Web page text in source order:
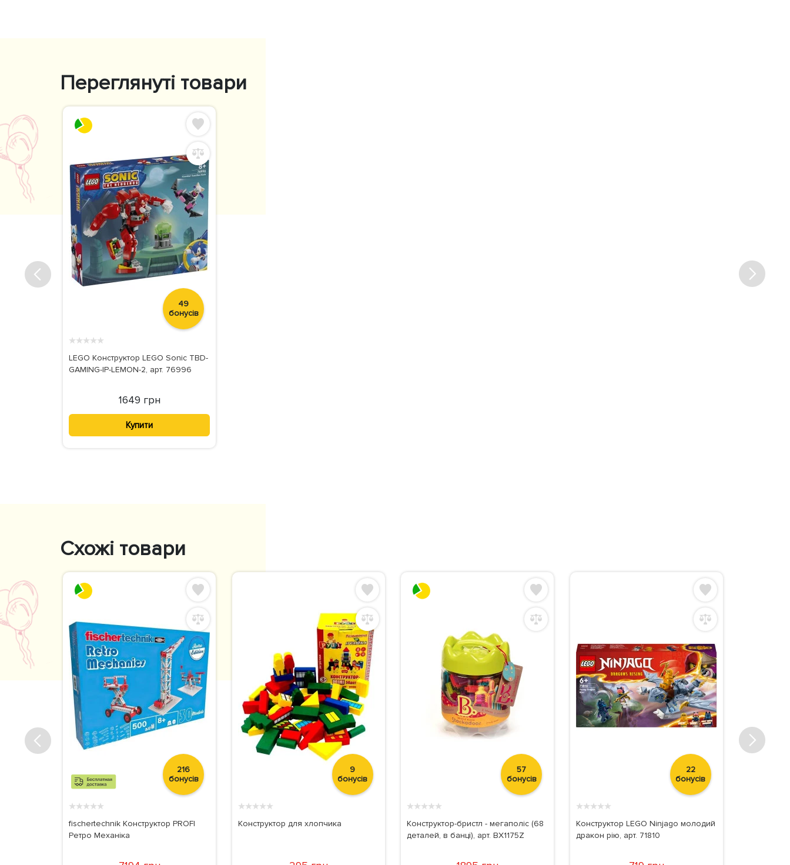
Переглянуті товари
49
бонусів
★★★★★
LEGO Конструктор LEGO Sonic TBD-
GAMING-IP-LEMON-2, арт. 76996
1649 грн
Купити
Схожі товари
216
бонусів
★★★★★
fischertechnik Конструктор PROFI
Ретро Механіка
9
бонусів
★★★★★
Конструктор для хлопчика
57
бонусів
★★★★★
Конструктор-бристл - мегаполіс (68
деталей, в банці), арт. BX1175Z
22
бонусів
★★★★★
Конструктор LEGO Ninjago молодий
дракон рію, арт. 71810